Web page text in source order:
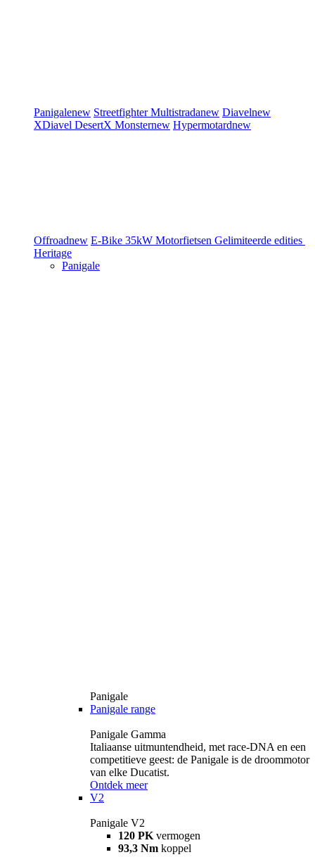
Panigalenew StreetfighterMultistradanew Diavelnew
XDiavel DesertX Monsternew Hypermotardnew
Offroadnew E-Bike 35kW Motorfietsen Gelimiteerde edities
Heritage
Panigale
Panigale
Panigale range
Panigale Gamma
Italiaanse uitmuntendheid, met race-DNA en een
competitieve geest: de Panigale is de droommotor
van elke Ducatist.
Ontdek meer
V2
Panigale V2
120 PK vermogen
93,3 Nm koppel